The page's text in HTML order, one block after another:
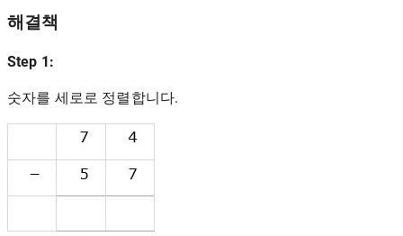
해결책
Step 1:
숫자를 세로로 정렬합니다.